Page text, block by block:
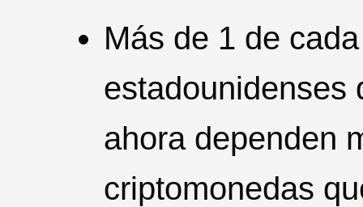
Más de 1 de
estadounidenses
ahora dependen
criptomonedas